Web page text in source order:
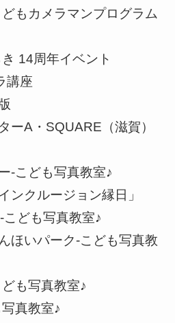
もカメラマンプログラム
14周年イベント
講座
ーA・SQUARE（滋賀）
-こども写真教室♪
ンクルージョン縁日」
こども写真教室♪
ほいパーク-こども写真教
も写真教室♪
真教室♪